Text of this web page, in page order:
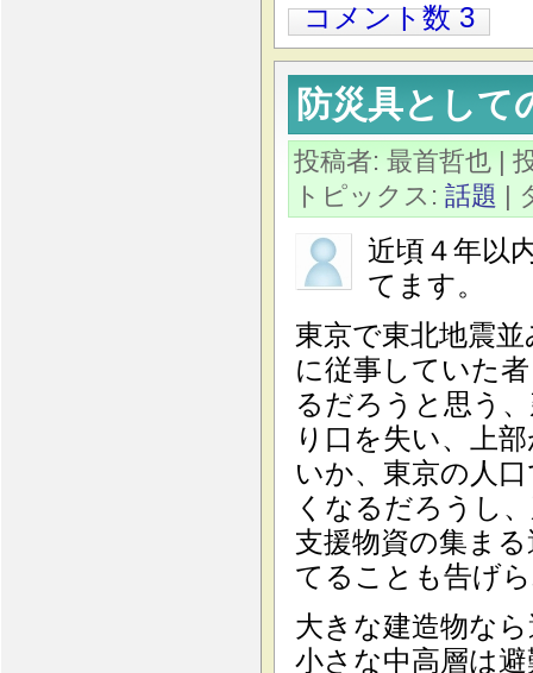
コメント数 3
防災具として
投稿者: 最首哲也 |
トピックス: 話題 |
近頃４年以
てます。
東京で東北地震
に従事していた
るだろうと思う
り口を失い、上
いか、東京の人
くなるだろうし
支援物資の集ま
てることも告げ
大きな建造物な
小さな中高層は